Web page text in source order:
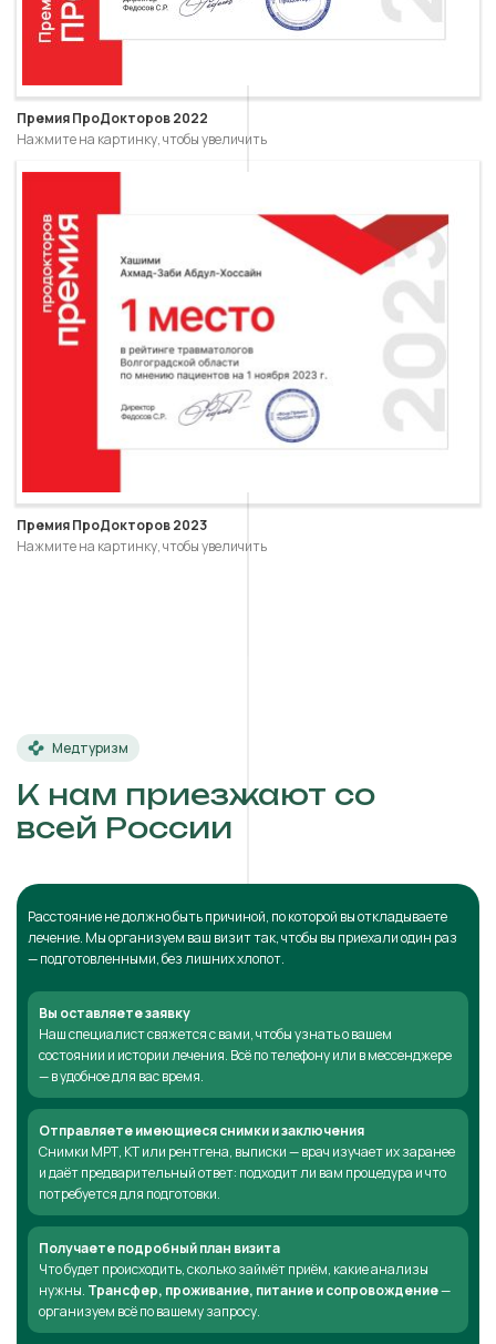
Премия ПроДокторов 2022
Нажмите на картинку, чтобы увеличить
Премия ПроДокторов 2023
Нажмите на картинку, чтобы увеличить
Медтуризм
К нам приезжают со
всей России
Расстояние не должно быть причиной, по которой вы откладываете
лечение. Мы организуем ваш визит так, чтобы вы приехали один раз
— подготовленными, без лишних хлопот.
Вы оставляете заявку
Наш специалист свяжется с вами, чтобы узнать о вашем
состоянии и истории лечения. Всё по телефону или в мессенджере
— в удобное для вас время.
Отправляете имеющиеся снимки и заключения
Снимки МРТ, КТ или рентгена, выписки — врач изучает их заранее
и даёт предварительный ответ: подходит ли вам процедура и что
потребуется для подготовки.
Получаете подробный план визита
Что будет происходить, сколько займёт приём, какие анализы
нужны. Трансфер, проживание, питание и сопровождение—
организуем всё по вашему запросу.